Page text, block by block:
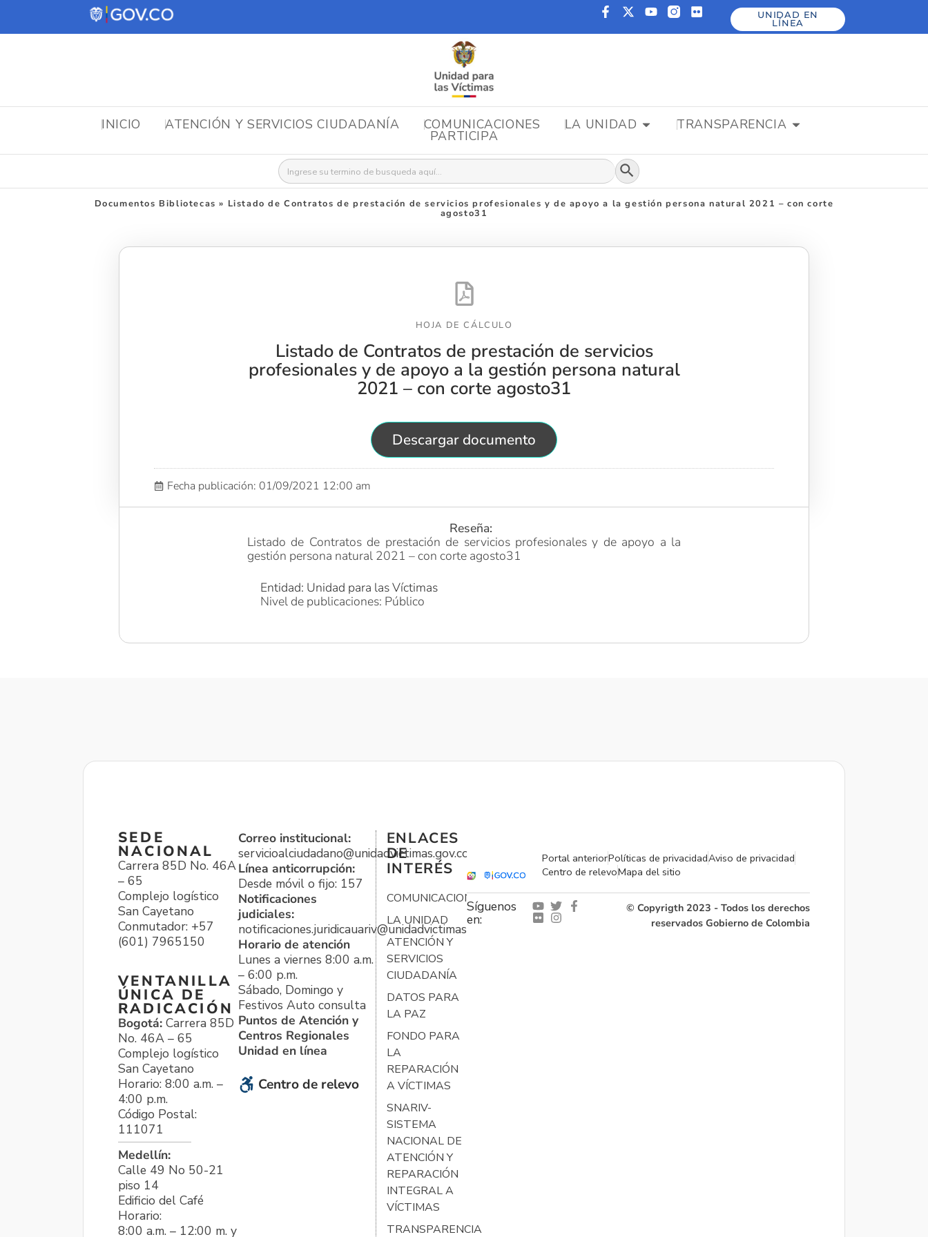
UNIDAD EN
LÍNEA
INICIO ATENCIÓN Y SERVICIOS CIUDADANÍA COMUNICACIONES LA UNIDAD TRANSPARENCIA
PARTICIPA
Buscar: Botón de búsqueda
Documentos Bibliotecas » Listado de Contratos de prestación de servicios profesionales y de apoyo a la gestión persona natural 2021 – con corte
agosto31
HOJA DE CÁLCULO
Listado de Contratos de prestación de servicios
profesionales y de apoyo a la gestión persona natural
2021 – con corte agosto31
Descargar documento
Fecha publicación: 01/09/2021 12:00 am
Reseña:
Listado de Contratos de prestación de servicios profesionales y de apoyo a la
gestión persona natural 2021 – con corte agosto31
Entidad: Unidad para las Víctimas
Nivel de publicaciones: Público
SEDE
NACIONAL
Carrera 85D No. 46A
– 65
Complejo logístico
San Cayetano
Conmutador: +57
(601) 7965150
VENTANILLA
ÚNICA DE
RADICACIÓN
Bogotá: Carrera 85D
No. 46A – 65
Complejo logístico
San Cayetano
Horario: 8:00 a.m. –
4:00 p.m.
Código Postal:
111071
Medellín:
Calle 49 No 50-21
piso 14
Edificio del Café
Horario:
8:00 a.m. – 12:00 m. y
Correo institucional:
servicioalciudadano@unidadvictimas.gov.co
Línea anticorrupción:
Desde móvil o fijo: 157
Notificaciones
judiciales:
notificaciones.juridicauariv@unidadvictimas.gov.co
Horario de atención
Lunes a viernes 8:00 a.m.
– 6:00 p.m.
Sábado, Domingo y
Festivos Auto consulta
Puntos de Atención y
Centros Regionales
Unidad en línea
Centro de relevo
ENLACES
DE
INTERÉS
COMUNICACIONES
LA UNIDAD
ATENCIÓN Y
SERVICIOS
CIUDADANÍA
DATOS PARA
LA PAZ
FONDO PARA
LA
REPARACIÓN
A VÍCTIMAS
SNARIV-
SISTEMA
NACIONAL DE
ATENCIÓN Y
REPARACIÓN
INTEGRAL A
VÍCTIMAS
TRANSPARENCIA
Portal anteriorPolíticas de privacidadAviso de privacidad
Centro de relevoMapa del sitio
Síguenos
en:
© Copyrigth 2023 - Todos los derechos
reservados Gobierno de Colombia